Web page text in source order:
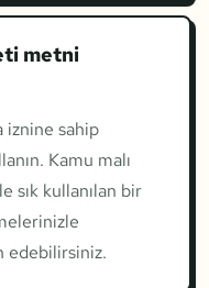
metni
iznine sahip
Kamu malı
sık kullanılan bir
edebilirsiniz.